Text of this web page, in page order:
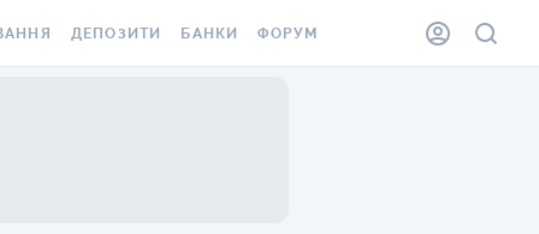
ДЕПОЗИТИ БАНКИ ФОРУМ